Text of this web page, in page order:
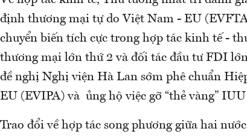
định thương mại tự do Việt Nam - EU
chuyển biến tích cực trong hợp tác kinh tế -
thương mại lớn thứ 2 và đối tác đầu tư FDI
đề nghị Nghị viện Hà Lan sớm phê chuẩn
EU (EVIPA) và ủng hộ việc gỡ “thẻ vàng”
Trao đổi về hợp tác song phương giữa hai